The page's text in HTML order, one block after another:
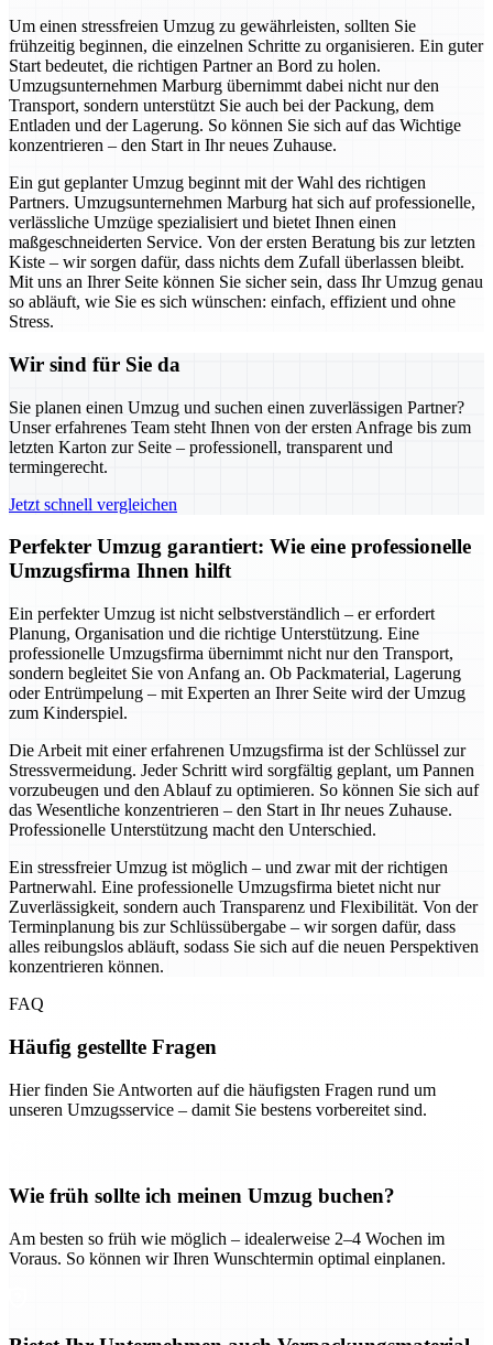
Um einen stressfreien Umzug zu gewährleisten, sollten Sie
frühzeitig beginnen, die einzelnen Schritte zu organisieren. Ein guter
Start bedeutet, die richtigen Partner an Bord zu holen.
Umzugsunternehmen Marburg übernimmt dabei nicht nur den
Transport, sondern unterstützt Sie auch bei der Packung, dem
Entladen und der Lagerung. So können Sie sich auf das Wichtige
konzentrieren – den Start in Ihr neues Zuhause.
Ein gut geplanter Umzug beginnt mit der Wahl des richtigen
Partners. Umzugsunternehmen Marburg hat sich auf professionelle,
verlässliche Umzüge spezialisiert und bietet Ihnen einen
maßgeschneiderten Service. Von der ersten Beratung bis zur letzten
Kiste – wir sorgen dafür, dass nichts dem Zufall überlassen bleibt.
Mit uns an Ihrer Seite können Sie sicher sein, dass Ihr Umzug genau
so abläuft, wie Sie es sich wünschen: einfach, effizient und ohne
Stress.
Wir sind für Sie da
Sie planen einen Umzug und suchen einen zuverlässigen Partner?
Unser erfahrenes Team steht Ihnen von der ersten Anfrage bis zum
letzten Karton zur Seite – professionell, transparent und
termingerecht.
Jetzt schnell vergleichen
Perfekter Umzug garantiert: Wie eine professionelle
Umzugsfirma Ihnen hilft
Ein perfekter Umzug ist nicht selbstverständlich – er erfordert
Planung, Organisation und die richtige Unterstützung. Eine
professionelle Umzugsfirma übernimmt nicht nur den Transport,
sondern begleitet Sie von Anfang an. Ob Packmaterial, Lagerung
oder Entrümpelung – mit Experten an Ihrer Seite wird der Umzug
zum Kinderspiel.
Die Arbeit mit einer erfahrenen Umzugsfirma ist der Schlüssel zur
Stressvermeidung. Jeder Schritt wird sorgfältig geplant, um Pannen
vorzubeugen und den Ablauf zu optimieren. So können Sie sich auf
das Wesentliche konzentrieren – den Start in Ihr neues Zuhause.
Professionelle Unterstützung macht den Unterschied.
Ein stressfreier Umzug ist möglich – und zwar mit der richtigen
Partnerwahl. Eine professionelle Umzugsfirma bietet nicht nur
Zuverlässigkeit, sondern auch Transparenz und Flexibilität. Von der
Terminplanung bis zur Schlüssübergabe – wir sorgen dafür, dass
alles reibungslos abläuft, sodass Sie sich auf die neuen Perspektiven
konzentrieren können.
FAQ
Häufig gestellte Fragen
Hier finden Sie Antworten auf die häufigsten Fragen rund um
unseren Umzugsservice – damit Sie bestens vorbereitet sind.
Wie früh sollte ich meinen Umzug buchen?
Am besten so früh wie möglich – idealerweise 2–4 Wochen im
Voraus. So können wir Ihren Wunschtermin optimal einplanen.